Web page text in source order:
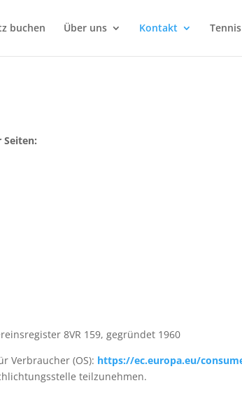
buchen Über uns Kontakt
8VR 159, gegründet 1960
Verbraucher (OS): https://ec.europa.eu/
teilzunehmen.